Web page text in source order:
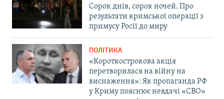
Сорок днів, сорок ночей. Про
результати кримської операції з
примусу Росії до миру
ПОЛІТИКА
«Короткострокова акція
перетворилася на війну на
виснаження»: Як пропаганда РФ
у Криму пояснює невдачі «СВО»